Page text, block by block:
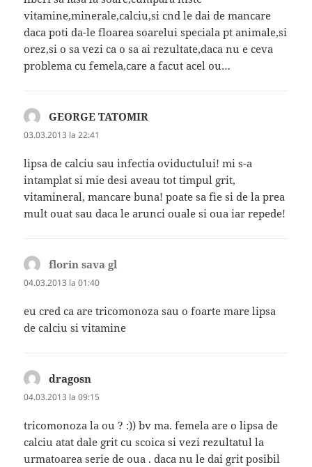
vitamine,minerale,calciu,si cnd le dai de mancare
daca poti da-le floarea soarelui speciala pt animale,si
orez,si o sa vezi ca o sa ai rezultate,daca nu e ceva
problema cu femela,care a facut acel ou…
GEORGE TATOMIR
03.03.2013 la 22:41
lipsa de calciu sau infectia oviductului! mi s-a
intamplat si mie desi aveau tot timpul grit,
vitamineral, mancare buna! poate sa fie si de la prea
mult ouat sau daca le arunci ouale si oua iar repede!
florin sava gl
04.03.2013 la 01:40
eu cred ca are tricomonoza sau o foarte mare lipsa
de calciu si vitamine
dragosn
04.03.2013 la 09:15
tricomonoza la ou ? :)) bv ma. femela are o lipsa de
calciu atat dale grit cu scoica si vezi rezultatul la
urmatoarea serie de oua . daca nu le dai grit posibil